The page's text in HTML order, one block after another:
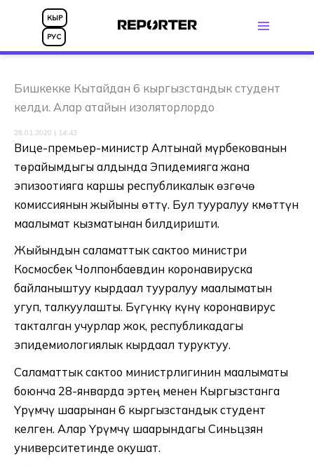
КЫР
РУС
Бишкекке Кытайдан 6 кыргызстандык студент
келди. Алар атайын изоляторлордо
28.01.2020 | 14:43
Вице-премьер-министр Алтынай Өмүрбекованын
төрайымдыгы алдында Эпидемияга жана
эпизоотияга каршы республикалык өзгөчө
комиссиянын жыйыны өттү. Бул тууралуу Өкмөттүн
маалымат кызматынан билдиришти.
Жыйындын саламаттык сактоо министри
Космосбек Чолпонбаевдин коронавируска
байланыштуу кырдаал тууралуу маалыматын
угуп, талкуулашты. Бүгүнкү күнү коронавирус
такталган учурлар жок, республикадагы
эпидемиологиялык кырдаал туруктуу.
Саламаттык сактоо министрлигинин маалыматы
боюнча 28-январда эртең менен Кыргызстанга
Үрүмчү шаарынан 6 кыргызстандык студент
келген. Алар Үрүмчү шаарындагы Синьцзян
университетинде окушат.